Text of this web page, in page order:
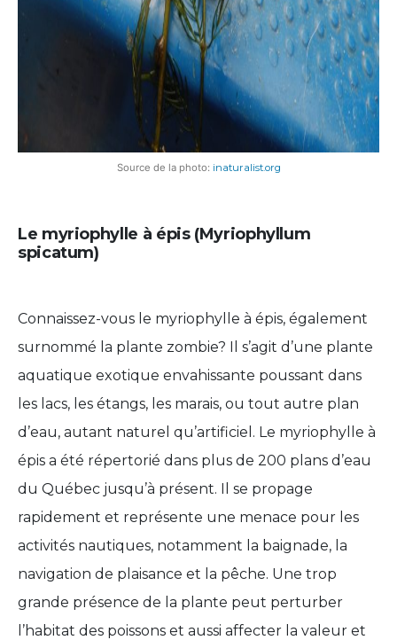
Source de la photo: inaturalist.org
Le myriophylle à épis (Myriophyllum
spicatum)
Connaissez-vous le myriophylle à épis, également
surnommé la plante zombie? Il s’agit d’une plante
aquatique exotique envahissante poussant dans
les lacs, les étangs, les marais, ou tout autre plan
d’eau, autant naturel qu’artificiel. Le myriophylle à
épis a été répertorié dans plus de 200 plans d’eau
du Québec jusqu’à présent. Il se propage
rapidement et représente une menace pour les
activités nautiques, notamment la baignade, la
navigation de plaisance et la pêche. Une trop
grande présence de la plante peut perturber
l’habitat des poissons et aussi affecter la valeur et